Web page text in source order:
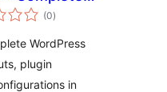
&
(0total
de
)
WordPress
plugin
in